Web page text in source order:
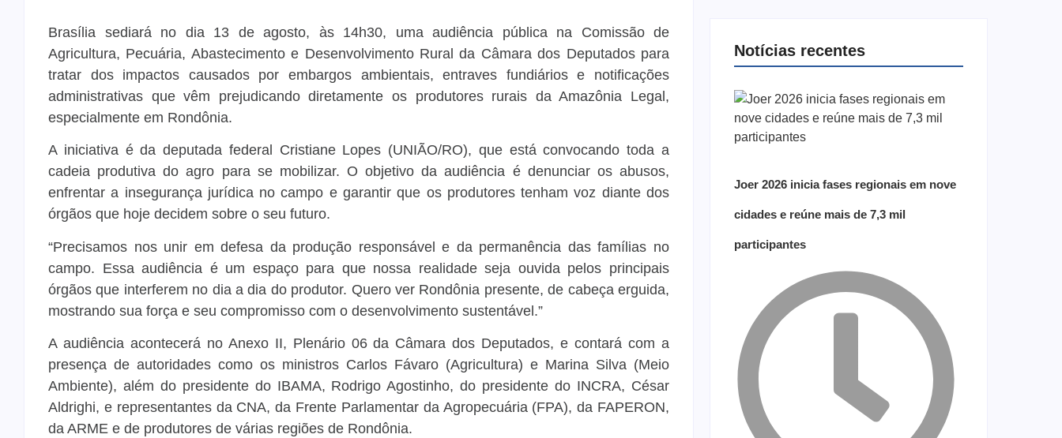
Brasília sediará no dia 13 de agosto, às 14h30, uma audiência pública na Comissão de
Agricultura, Pecuária, Abastecimento e Desenvolvimento Rural da Câmara dos Deputados para
tratar dos impactos causados por embargos ambientais, entraves fundiários e notificações
administrativas que vêm prejudicando diretamente os produtores rurais da Amazônia Legal,
especialmente em Rondônia.
A iniciativa é da deputada federal Cristiane Lopes (UNIÃO/RO), que está convocando toda a
cadeia produtiva do agro para se mobilizar. O objetivo da audiência é denunciar os abusos,
enfrentar a insegurança jurídica no campo e garantir que os produtores tenham voz diante dos
órgãos que hoje decidem sobre o seu futuro.
“Precisamos nos unir em defesa da produção responsável e da permanência das famílias no
campo. Essa audiência é um espaço para que nossa realidade seja ouvida pelos principais
órgãos que interferem no dia a dia do produtor. Quero ver Rondônia presente, de cabeça erguida,
mostrando sua força e seu compromisso com o desenvolvimento sustentável.”
A audiência acontecerá no Anexo II, Plenário 06 da Câmara dos Deputados, e contará com a
presença de autoridades como os ministros Carlos Fávaro (Agricultura) e Marina Silva (Meio
Ambiente), além do presidente do IBAMA, Rodrigo Agostinho, do presidente do INCRA, César
Aldrighi, e representantes da CNA, da Frente Parlamentar da Agropecuária (FPA), da FAPERON,
da ARME e de produtores de várias regiões de Rondônia.
Notícias recentes
Joer 2026 inicia fases regionais em nove
cidades e reúne mais de 7,3 mil
participantes